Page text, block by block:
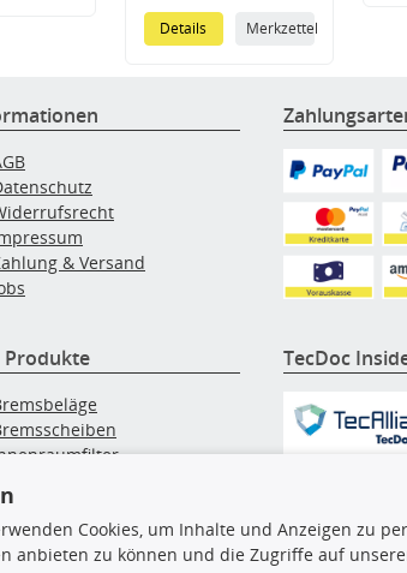
Details Merkzettel
& Versand
Produkte TecDoc
nicht kopiert
unterlassen,
Cookies, um Inhalte und Anzeigen zu
anbieten zu können und die Zugriffe auf